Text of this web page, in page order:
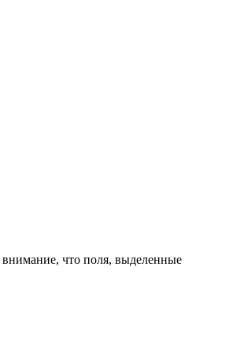
что поля, выделенные